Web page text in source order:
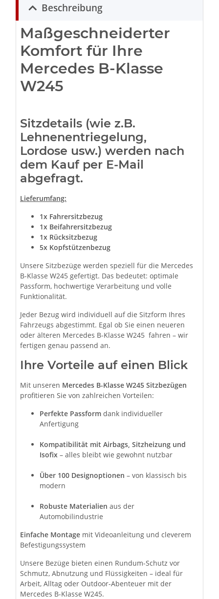
Beschreibung
Maßgeschneiderter
Komfort für Ihre
Mercedes B-Klasse
W245
Sitzdetails (wie z.B.
Lehnenentriegelung,
Lordose usw.) werden nach
dem Kauf per E-Mail
abgefragt.
Lieferumfang:
1x Fahrersitzbezug
1x Beifahrersitzbezug
1x Rücksitzbezug
5x Kopfstützenbezug
Unsere Sitzbezüge werden speziell für die Mercedes
B-Klasse W245 gefertigt. Das bedeutet: optimale
Passform, hochwertige Verarbeitung und volle
Funktionalität.
Jeder Bezug wird individuell auf die Sitzform Ihres
Fahrzeugs abgestimmt. Egal ob Sie einen neueren
oder älteren Mercedes B-Klasse W245 fahren – wir
fertigen genau passend an.
Ihre Vorteile auf einen Blick
Mit unseren Mercedes B-Klasse W245 Sitzbezügen
profitieren Sie von zahlreichen Vorteilen:
Perfekte Passform dank individueller
Anfertigung
Kompatibilität mit Airbags, Sitzheizung und
Isofix – alles bleibt wie gewohnt nutzbar
Über 100 Designoptionen – von klassisch bis
modern
Robuste Materialien aus der
Automobilindustrie
Einfache Montage mit Videoanleitung und cleverem
Befestigungssystem
Unsere Bezüge bieten einen Rundum-Schutz vor
Schmutz, Abnutzung und Flüssigkeiten – ideal für
Arbeit, Alltag oder Outdoor-Abenteuer mit der
Mercedes B-Klasse W245.